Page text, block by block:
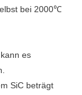
bei 2000℃
es
SiC beträgt